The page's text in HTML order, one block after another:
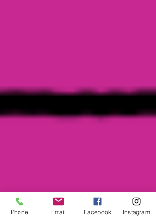
Phone Email Facebook Instagram